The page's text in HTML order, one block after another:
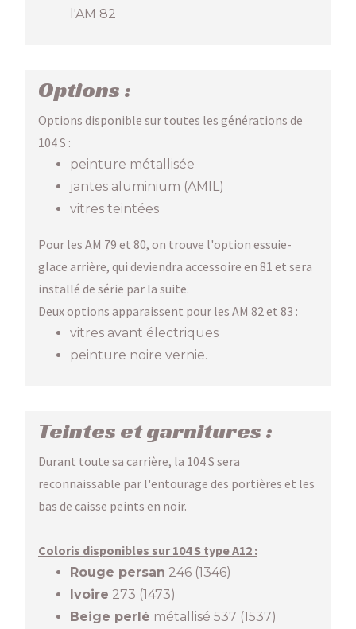
l'AM 82
Options :
Options disponible sur toutes les générations de
104 S :
peinture métallisée
jantes aluminium (AMIL)
vitres teintées
Pour les AM 79 et 80, on trouve l'option essuie-
glace arrière, qui deviendra accessoire en 81 et sera
installé de série par la suite.
Deux options apparaissent pour les AM 82 et 83 :
vitres avant électriques
peinture noire vernie.
Teintes et garnitures :
Durant toute sa carrière, la 104 S sera
reconnaissable par l'entourage des portières et les
bas de caisse peints en noir.
Coloris disponibles sur 104 S type A12 :
Rouge persan 246 (1346)
Ivoire 273 (1473)
Beige perlé métallisé 537 (1537)